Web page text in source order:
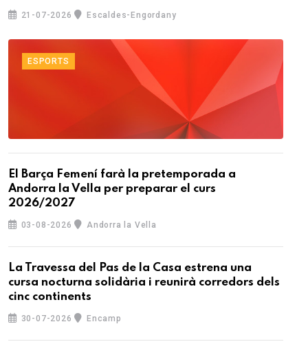
21-07-2026 Escaldes-Engordany
ESPORTS
El Barça Femení farà la pretemporada a
Andorra la Vella per preparar el curs
2026/2027
03-08-2026 Andorra la Vella
La Travessa del Pas de la Casa estrena una
cursa nocturna solidària i reunirà corredors dels
cinc continents
30-07-2026 Encamp